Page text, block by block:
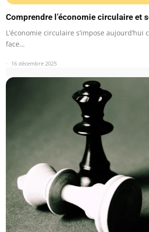
Comprendre l’économie circulaire et
L’économie circulaire s’impose
face…
16 décembre 2025